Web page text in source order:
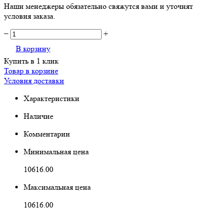
Наши менеджеры обязательно свяжутся вами и уточнят
условия заказа.
−
+
В корзину
Купить в 1 клик
Товар в корзине
Условия доставки
Характеристики
Наличие
Комментарии
Минимальная цена
10616.00
Максимальная цена
10616.00